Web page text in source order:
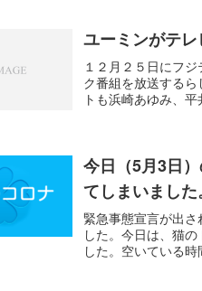
ユーミンがテ
１２月２５日にフ
ク番組を放送する
トも浜崎あゆみ、
今日（5月3日
てしまいました
緊急事態宣言が出
した。今日は、猫
した。空いている